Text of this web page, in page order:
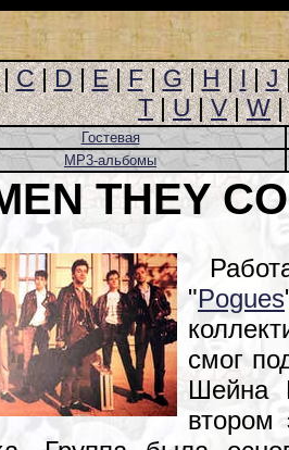
C|D|E|F|G|H|I|J
T|U|V|W|
Гостевая
MP3-альбомы
THEY
"Pogues
смог
Шейна
втором